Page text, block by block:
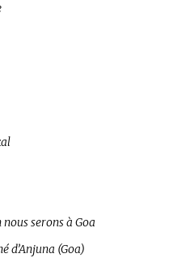
serons à Goa
d’Anjuna (Goa)